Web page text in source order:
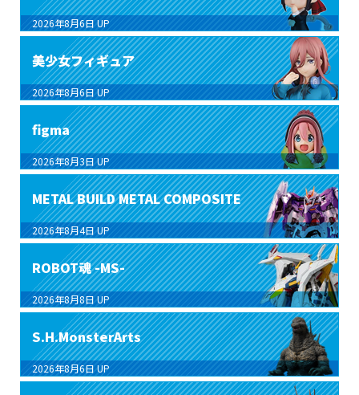
2026年8月6日 UP
美少女フィギュア
2026年8月6日 UP
figma
2026年8月3日 UP
METAL BUILD METAL COMPOSITE
2026年8月4日 UP
ROBOT魂 -MS-
2026年8月8日 UP
S.H.MonsterArts
2026年8月6日 UP